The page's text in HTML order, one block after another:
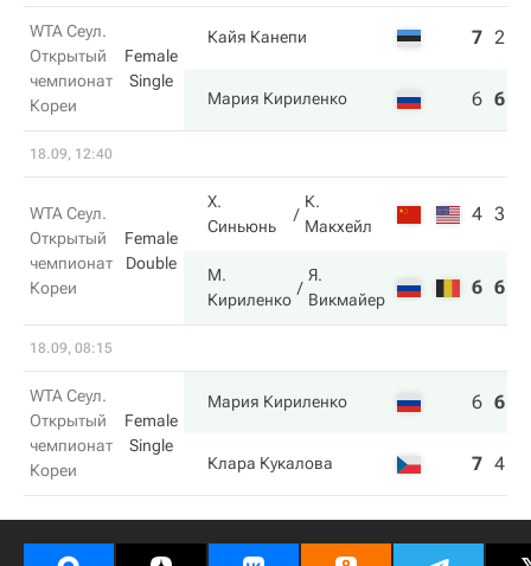
WTA Сеул.
Открытый
чемпионат
Кореи
Female
Single
Кайя Канепи 7 2
Мария Кириленко 6 6
18.09, 12:40
WTA Сеул.
Открытый
чемпионат
Кореи
Female
Double
Х.
Синьюнь
К.
Макхейл
4 3
М.
Кириленко
Я.
Викмайер
6 6
18.09, 08:15
WTA Сеул.
Открытый
чемпионат
Кореи
Female
Single
Мария Кириленко 6 6
Клара Кукалова 7 4